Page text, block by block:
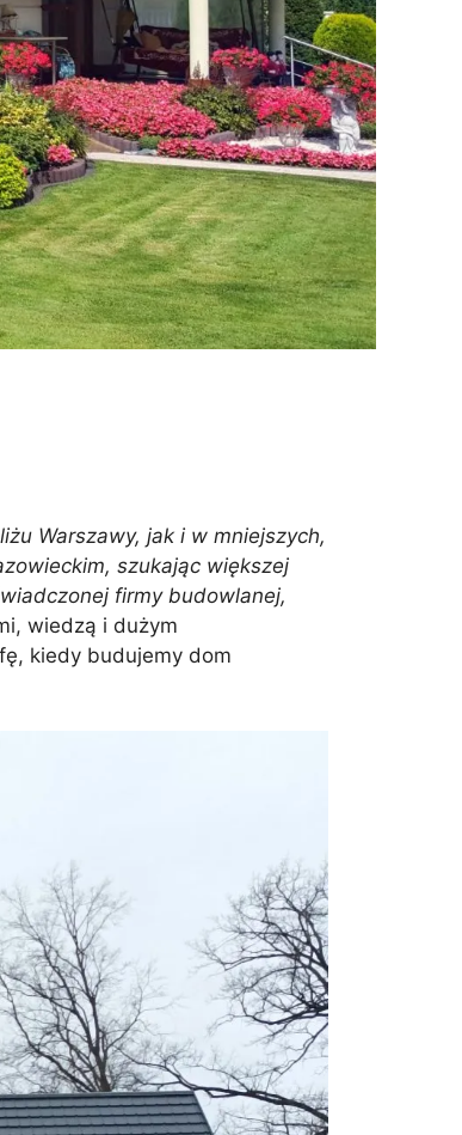
Warszawy, jak i w mniejszych,
szukając większej
firmy budowlanej,
wiedzą i dużym
kiedy budujemy dom